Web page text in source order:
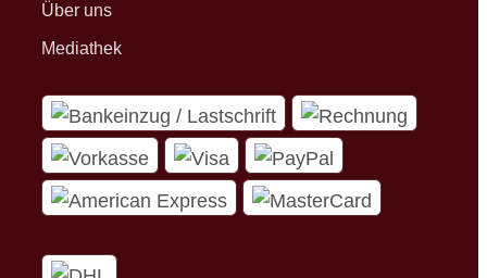
Über uns
Mediathek